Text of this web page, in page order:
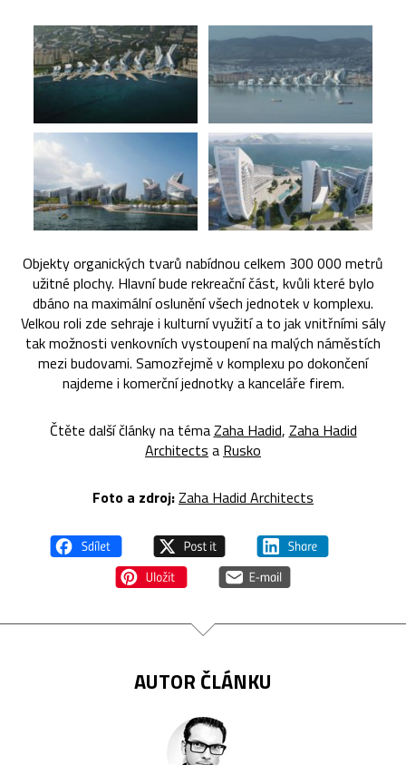
Objekty organických tvarů nabídnou celkem 300 000 metrů
užitné plochy. Hlavní bude rekreační část, kvůli které bylo
dbáno na maximální oslunění všech jednotek v komplexu.
Velkou roli zde sehraje i kulturní využití a to jak vnitřními sály
tak možnosti venkovních vystoupení na malých náměstích
mezi budovami. Samozřejmě v komplexu po dokončení
najdeme i komerční jednotky a kanceláře firem.
Čtěte další články na témaZaha Hadid, Zaha Hadid
Architects a Rusko
Foto a zdroj:Zaha Hadid Architects
AUTOR ČLÁNKU